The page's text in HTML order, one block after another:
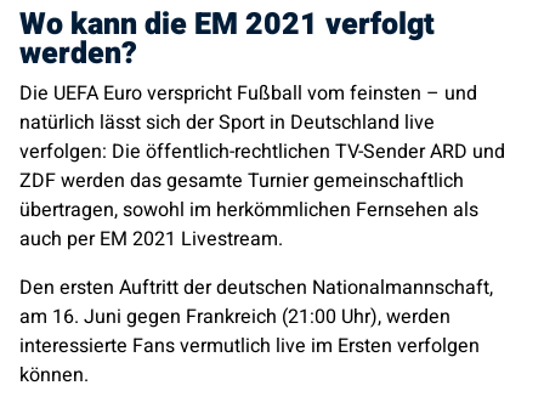
Wo kann die EM 2021 verfolgt
werden?
Die UEFA Euro verspricht Fußball vom feinsten – und
natürlich lässt sich der Sport in Deutschland live
verfolgen: Die öffentlich-rechtlichen TV-Sender ARD und
ZDF werden das gesamte Turnier gemeinschaftlich
übertragen, sowohl im herkömmlichen Fernsehen als
auch per EM 2021 Livestream.
Den ersten Auftritt der deutschen Nationalmannschaft,
am 16. Juni gegen Frankreich (21:00 Uhr), werden
interessierte Fans vermutlich live im Ersten verfolgen
können.